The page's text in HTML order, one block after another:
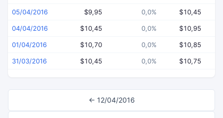
05/04/2016 $9,95 0,0% $10,45
04/04/2016 $10,45 0,0% $10,95
01/04/2016 $10,70 0,0% $10,85
31/03/2016 $10,45 0,0% $10,75
← 12/04/2016